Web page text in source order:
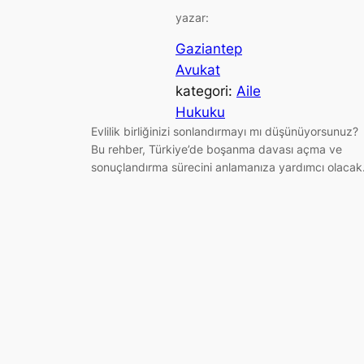
yazar:
Gaziantep
Avukat
kategori: Aile
Hukuku
Evlilik birliğinizi sonlandırmayı mı düşünüyorsunuz?
Bu rehber, Türkiye’de boşanma davası açma ve
sonuçlandırma sürecini anlamanıza yardımcı